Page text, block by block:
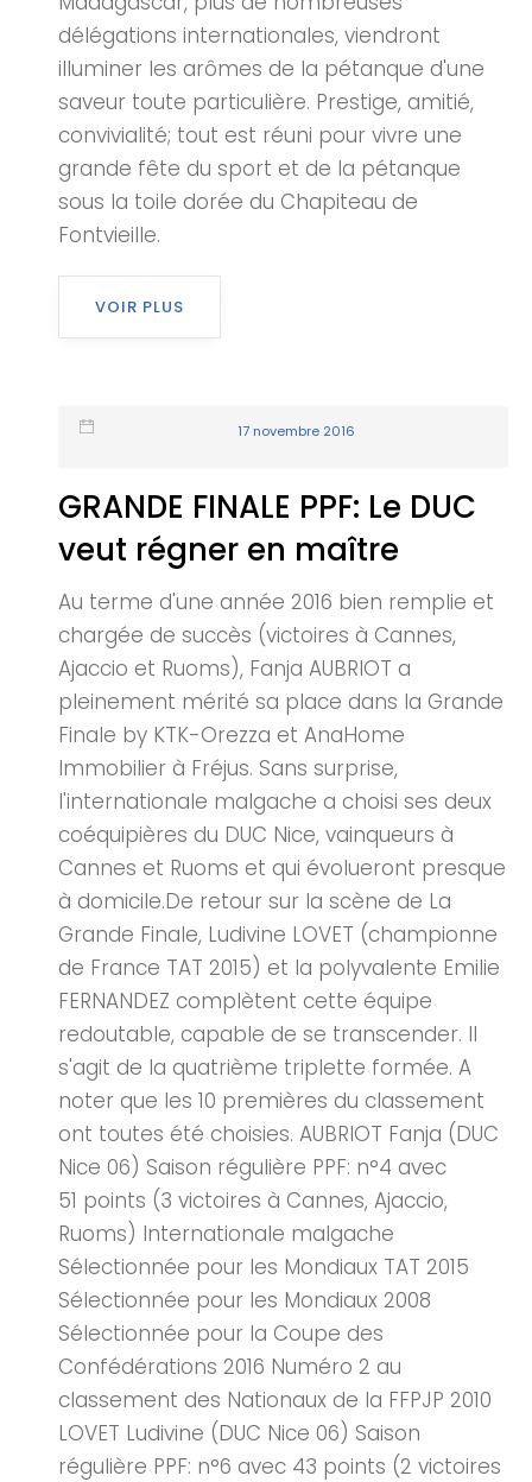
délégations internationales, viendront
illuminer les arômes de la pétanque d'une
saveur toute particulière. Prestige, amitié,
convivialité; tout est réuni pour vivre une
grande fête du sport et de la pétanque
sous la toile dorée du Chapiteau de
Fontvieille.
VOIR PLUS
17 novembre 2016
GRANDE FINALE PPF: Le DUC
veut régner en maître
Au terme d'une année 2016 bien remplie et
chargée de succès (victoires à Cannes,
Ajaccio et Ruoms), Fanja AUBRIOT a
pleinement mérité sa place dans la Grande
Finale by KTK-Orezza et AnaHome
Immobilier à Fréjus. Sans surprise,
l'internationale malgache a choisi ses deux
coéquipières du DUC Nice, vainqueurs à
Cannes et Ruoms et qui évolueront presque
à domicile.De retour sur la scène de La
Grande Finale, Ludivine LOVET (championne
de France TAT 2015) et la polyvalente Emilie
FERNANDEZ complètent cette équipe
redoutable, capable de se transcender. Il
s'agit de la quatrième triplette formée. A
noter que les 10 premières du classement
ont toutes été choisies. AUBRIOT Fanja (DUC
Nice 06) Saison régulière PPF: n°4 avec
51 points (3 victoires à Cannes, Ajaccio,
Ruoms) Internationale malgache
Sélectionnée pour les Mondiaux TAT 2015
Sélectionnée pour les Mondiaux 2008
Sélectionnée pour la Coupe des
Confédérations 2016 Numéro 2 au
classement des Nationaux de la FFPJP 2010
LOVET Ludivine (DUC Nice 06) Saison
régulière PPF: n°6 avec 43 points (2 victoires